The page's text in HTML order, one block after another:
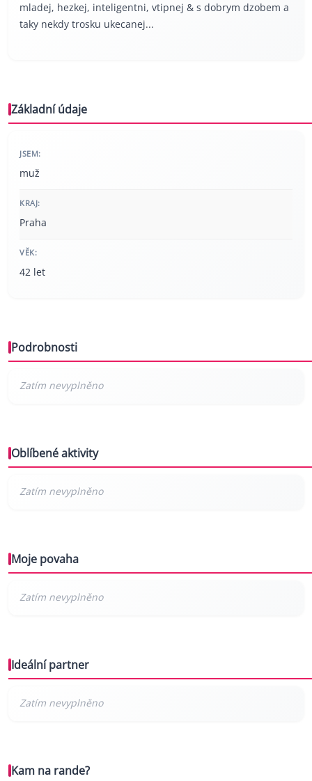
mladej, hezkej, inteligentni, vtipnej & s dobrym dzobem a
taky nekdy trosku ukecanej...
Základní údaje
JSEM:
muž
KRAJ:
Praha
VĚK:
42 let
Podrobnosti
Oblíbené aktivity
Moje povaha
Ideální partner
Kam na rande?